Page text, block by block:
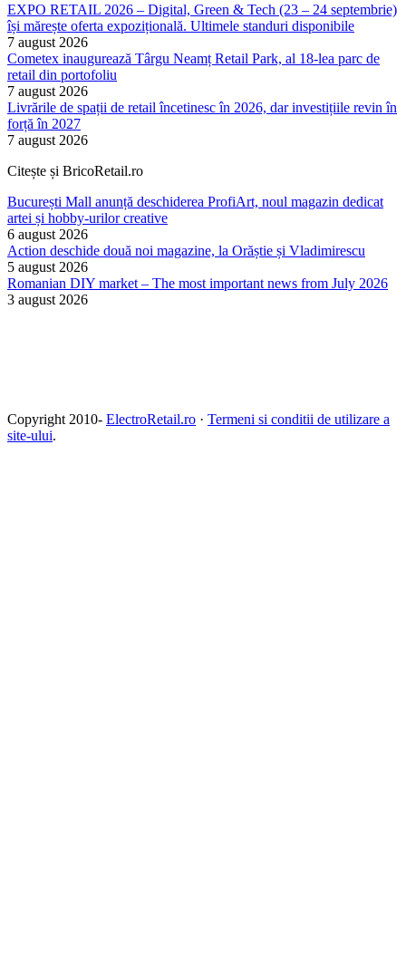
EXPO RETAIL 2026 – Digital, Green & Tech (23 – 24 septembrie)
își mărește oferta expozițională. Ultimele standuri disponibile
7 august 2026
Cometex inaugurează Târgu Neamț Retail Park, al 18-lea parc de
retail din portofoliu
7 august 2026
Livrările de spații de retail încetinesc în 2026, dar investițiile revin în
forță în 2027
7 august 2026
Citește și BricoRetail.ro
București Mall anunță deschiderea ProfiArt, noul magazin dedicat
artei și hobby-urilor creative
6 august 2026
Action deschide două noi magazine, la Orăștie și Vladimirescu
5 august 2026
Romanian DIY market – The most important news from July 2026
3 august 2026
Copyright 2010- ElectroRetail.ro · Termeni si conditii de utilizare a
site-ului.